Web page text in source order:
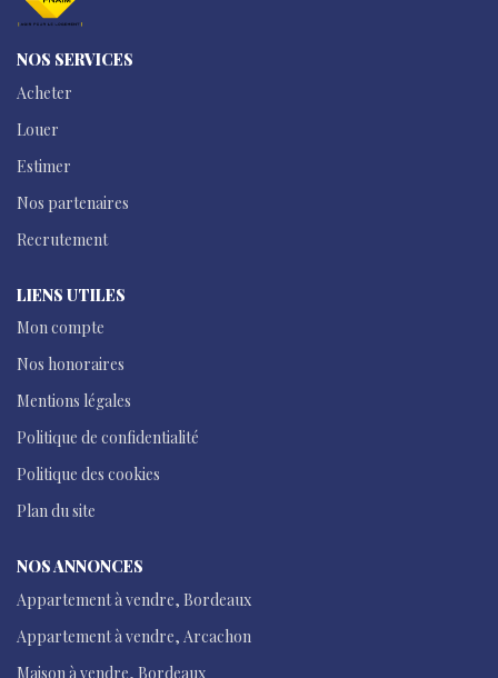
NOS SERVICES
Acheter
Louer
Estimer
Nos partenaires
Recrutement
LIENS UTILES
Mon compte
Nos honoraires
Mentions légales
Politique de confidentialité
Politique des cookies
Plan du site
NOS ANNONCES
Appartement à vendre, Bordeaux
Appartement à vendre, Arcachon
Maison à vendre, Bordeaux